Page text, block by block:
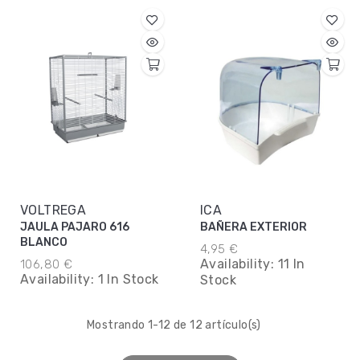
VOLTREGA
JAULA PAJARO 616
BLANCO
106,80 €
Availability: 1 In Stock
ICA
BAÑERA EXTERIOR
4,95 €
Availability: 11 In
Stock
Mostrando 1-12 de 12 artículo(s)